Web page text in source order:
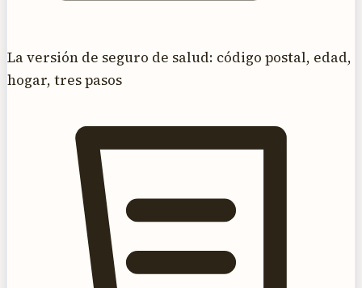
La versión de seguro de salud: código postal, edad,
hogar, tres pasos